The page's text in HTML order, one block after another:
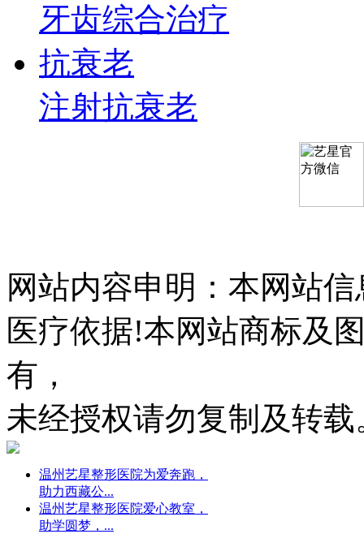
牙齿综合治疗
抗衰老
注射抗衰老
网站内容申明：本网站
医疗依据!本网站商标及
有，
未经授权请勿复制及转
温州艺星整形医院为爱奔跑，
助力西藏公...
温州艺星整形医院爱心教室，
助学圆梦，...